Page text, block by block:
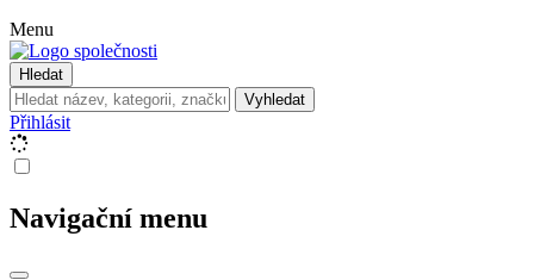
Menu
Hledat
Vyhledat
Přihlásit
Navigační menu